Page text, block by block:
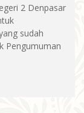
2 Denpasar
sudah
Pengumuman